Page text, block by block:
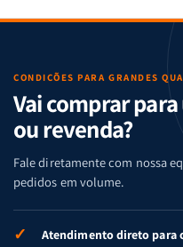
CONDIÇÕES PARA GRANDES
Vai comprar
ou revenda?
Fale diretamente com nossa
pedidos em volume.
✓ Atendimento direto para